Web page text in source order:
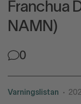
Franchua
NAMN)
0
Varningslistan •